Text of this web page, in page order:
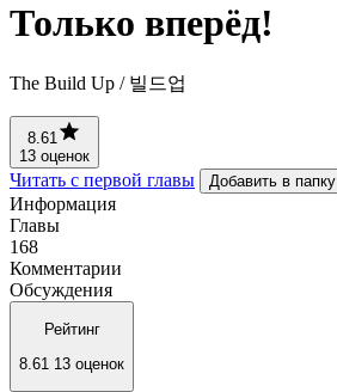
Только вперёд!
The Build Up / 빌드업
8.61
13 оценок
Читать с первой главы Добавить в папку
Информация
Главы
168
Комментарии
Обсуждения
Рейтинг
8.61 13 оценок